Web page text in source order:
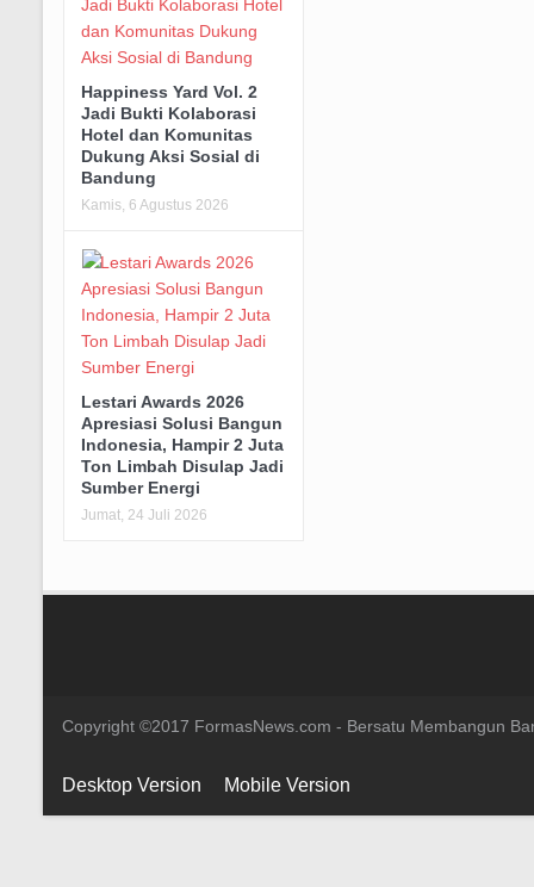
Happiness Yard Vol. 2
Jadi Bukti Kolaborasi
Hotel dan Komunitas
Dukung Aksi Sosial di
Bandung
Kamis, 6 Agustus 2026
Lestari Awards 2026
Apresiasi Solusi Bangun
Indonesia, Hampir 2 Juta
Ton Limbah Disulap Jadi
Sumber Energi
Jumat, 24 Juli 2026
Copyright ©2017 FormasNews.com - Bersatu Membangun
Desktop Version Mobile Version